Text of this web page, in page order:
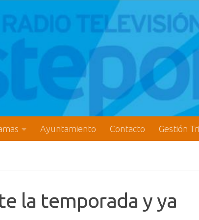
Ayuntamiento Contacto Gestión
la temporada y ya